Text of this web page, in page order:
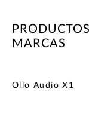
MARCAS
Ollo Audio X1